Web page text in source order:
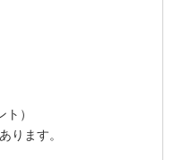
）
ります。